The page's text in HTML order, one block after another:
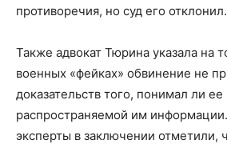
противоречия, но суд его отклонил.
Также адвокат Тюрина указала на
военных «фейках» обвинение не
доказательств того, понимал ли
распространяемой им
эксперты в заключении отметили,